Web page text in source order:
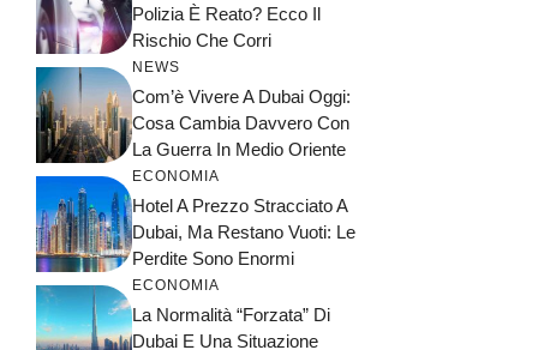
Polizia È Reato? Ecco Il
Rischio Che Corri
NEWS
Com’è Vivere A Dubai Oggi:
Cosa Cambia Davvero Con
La Guerra In Medio Oriente
ECONOMIA
Hotel A Prezzo Stracciato A
Dubai, Ma Restano Vuoti: Le
Perdite Sono Enormi
ECONOMIA
La Normalità “forzata” Di
Dubai E Una Situazione